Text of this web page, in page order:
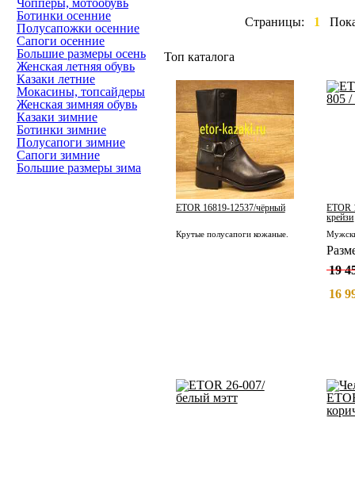
Чопперы, мотообувь
Ботинки осенние
Полусапожки осенние
Сапоги осенние
Большие размеры осень
Женская летняя обувь
Казаки летние
Мокасины, топсайдеры
Женская зимняя обувь
Казаки зимние
Ботинки зимние
Полусапоги зимние
Сапоги зимние
Большие размеры зима
Страницы: 1
Топ каталога
ETOR 16819-12537/чёрный
Крутые полусапоги кожаные.
ETOR
крейзи
19
16